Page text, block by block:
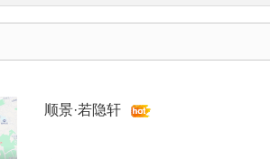
顺景·若隐轩